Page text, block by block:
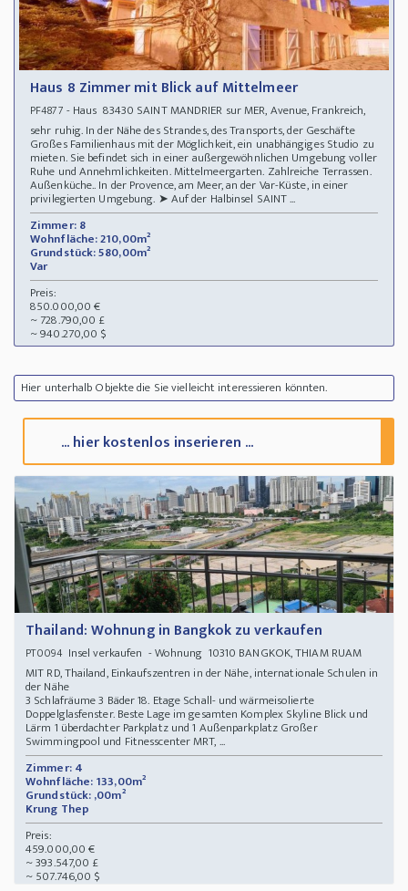
Haus 8 Zimmer mit Blick auf Mittelmeer
PF4877 - Haus 83430 SAINT MANDRIER sur MER, Avenue, Frankreich,
sehr ruhig. In der Nähe des Strandes, des Transports, der Geschäfte
Großes Familienhaus mit der Möglichkeit, ein unabhängiges Studio zu
mieten. Sie befindet sich in einer außergewöhnlichen Umgebung voller
Ruhe und Annehmlichkeiten. Mittelmeergarten. Zahlreiche Terrassen.
Außenküche.. In der Provence, am Meer, an der Var-Küste, in einer
privilegierten Umgebung. ➤ Auf der Halbinsel SAINT ...
Zimmer: 8
Wohnfläche: 210,00m²
Grundstück: 580,00m²
Var
Preis:
850.000,00 €
~ 728.790,00 £
~ 940.270,00 $
Hier unterhalb Objekte die Sie vielleicht interessieren könnten.
... hier kostenlos inserieren ...
Thailand: Wohnung in Bangkok zu verkaufen
PT0094Insel verkaufen - Wohnung 10310 BANGKOK, THIAM RUAM
MIT RD, Thailand, Einkaufszentren in der Nähe, internationale Schulen in
der Nähe
3 Schlafräume 3 Bäder 18. Etage Schall- und wärmeisolierte
Doppelglasfenster. Beste Lage im gesamten Komplex Skyline Blick und
Lärm 1 überdachter Parkplatz und 1 Außenparkplatz Großer
Swimmingpool und Fitnesscenter MRT, ...
Zimmer: 4
Wohnfläche: 133,00m²
Grundstück: ,00m²
Krung Thep
Preis:
459.000,00 €
~ 393.547,00 £
~ 507.746,00 $